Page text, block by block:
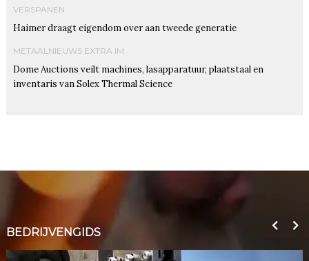
VERSPANEN
Haimer draagt eigendom over aan tweede generatie
METAALNIEUWS EXTRA IM
Dome Auctions veilt machines, lasapparatuur, plaatstaal en
inventaris van Solex Thermal Science
BEDRIJVENGIDS